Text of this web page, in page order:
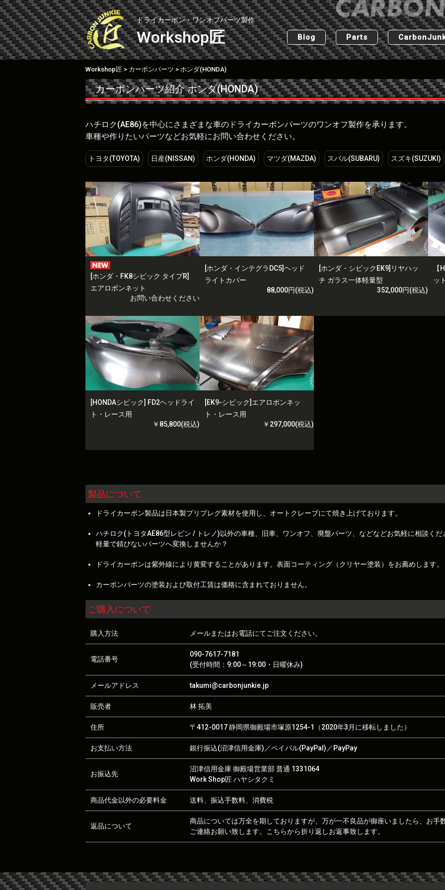
Skip
to
content
ドライカーボン・ワンオフパーツ製作
Workshop匠 Blog Parts
Workshop匠 > カーボンパーツ > ホンダ(HONDA)
カーボンパーツ紹介ホンダ(HONDA)
ハチロク(AE86)を中心にさまざまな車のドライカーボンパーツのワンオフ製作を承ります。
車種や作りたいパーツなどお気軽にお問い合わせください。
トヨタ(TOYOTA) 日産(NISSAN) ホンダ(HONDA) マツダ(MAZDA) スバル(SUBARU) スズキ(SUZUKI)
[ホンダ・FK8シビック タイプR]
エアロボンネット
お問い合わせください
[ホンダ・インテグラDC5]ヘッド
ライトカバー
88,000円(税込)
[ホンダ・シビックEK9]リヤハッ
チ ガラス一体軽量型
352,000円(税込)
【
ッ
[HONDAシビック] FD2ヘッドライ
ト・レース用
￥85,800(税込)
[EK9-シビック]エアロボンネッ
ト・レース用
￥297,000(税込)
製品について
ドライカーボン製品は日本製プリプレグ素材を使用し、オートクレーブにて焼き上げております。
ハチロク(トヨタAE86型レビン / トレノ)以外の車種、旧車、ワンオフ、廃盤パーツ、などなどお気軽に相談くだ
軽量で錆びないパーツへ変換しませんか？
ドライカーボンは紫外線により黄変することがあります。表面コーティング（クリヤー塗装）をお薦めします。
カーボンパーツの塗装および取付工賃は価格に含まれておりません。
ご購入について
購入方法 メールまたはお電話にてご注文ください。
電話番号
090-7617-7181
(受付時間：9:00～19:00・日曜休み)
メールアドレス takumi@carbonjunkie.jp
販売者 林 拓美
住所 〒412-0017 静岡県御殿場市塚原1254-1（2020年3月に移転しました）
お支払い方法 銀行振込(沼津信用金庫)／ペイパル(PayPal)／PayPay
お振込先
沼津信用金庫 御殿場営業部 普通 1331064
Work Shop匠 ハヤシタクミ
商品代金以外の必要料金 送料、振込手数料、消費税
返品について
商品については万全を期しておりますが、万が一不良品が御座いましたら、お手
ご連絡お願い致します。こちらから折り返しお返事致します。